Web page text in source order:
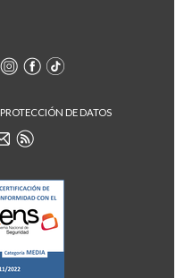
PROTECCIÓN DE DATOS